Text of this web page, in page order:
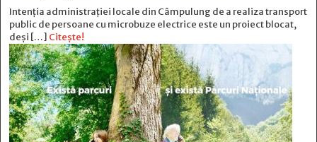
Intenția administrației locale din Câmpulung de a realiza transport
public de persoane cu microbuze electrice este un proiect blocat,
deși […] Citește!